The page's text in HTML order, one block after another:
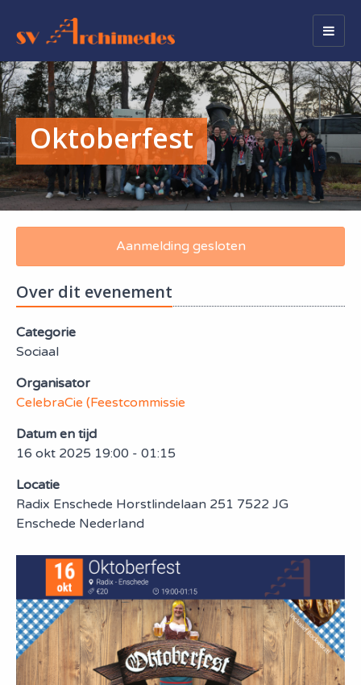
Oktoberfest
Aanmelding gesloten
Over dit evenement
Categorie
Sociaal
Organisator
CelebraCie (Feestcommissie
Datum en tijd
16 okt 2025 19:00 - 01:15
Locatie
Radix Enschede Horstlindelaan 251 7522 JG
Enschede Nederland